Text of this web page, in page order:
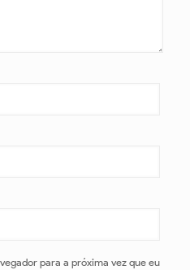
para a próxima vez que eu